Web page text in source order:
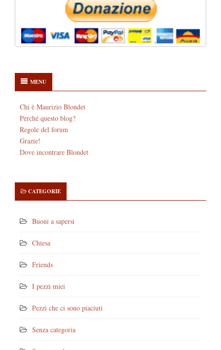
MENU
Chi è Maurizio Blondet
Perché questo blog?
Regole del forum
Grazie!
Dove incontrare Blondet
CATEGORIE
Buoni a sapersi
Chiesa
Friends
I pezzi miei
Pezzi che ci sono piaciuti
Senza categoria